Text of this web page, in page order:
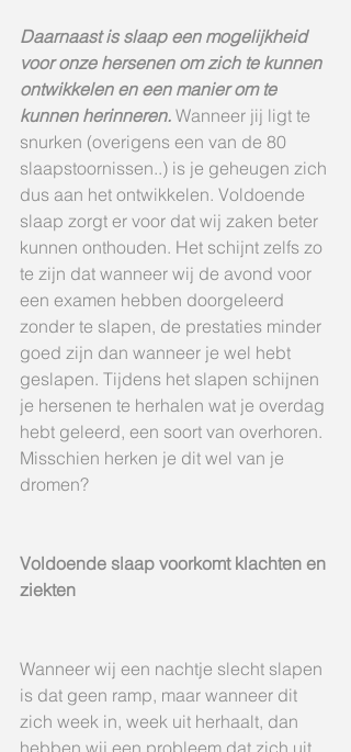
Daarnaast is slaap een mogelijkheid
voor onze hersenen om zich te kunnen
ontwikkelen en een manier om te
kunnen herinneren. Wanneer jij ligt te
snurken (overigens een van de 80
slaapstoornissen..) is je geheugen zich
dus aan het ontwikkelen. Voldoende
slaap zorgt er voor dat wij zaken beter
kunnen onthouden. Het schijnt zelfs zo
te zijn dat wanneer wij de avond voor
een examen hebben doorgeleerd
zonder te slapen, de prestaties minder
goed zijn dan wanneer je wel hebt
geslapen. Tijdens het slapen schijnen
je hersenen te herhalen wat je overdag
hebt geleerd, een soort van overhoren.
Misschien herken je dit wel van je
dromen?
Voldoende slaap voorkomt klachten en
ziekten
Wanneer wij een nachtje slecht slapen
is dat geen ramp, maar wanneer dit
zich week in, week uit herhaalt, dan
hebben wij een probleem dat zich uit